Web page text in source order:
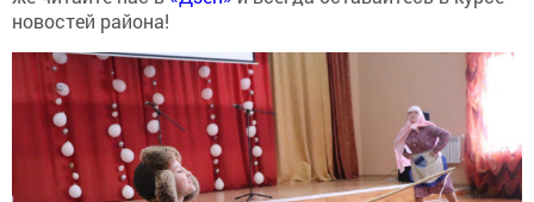
новостей района!